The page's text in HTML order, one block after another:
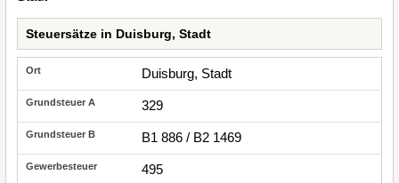
Steuersätze in Duisburg, Stadt
Duisburg, Stadt
329
B1 886 / B2 1469
495